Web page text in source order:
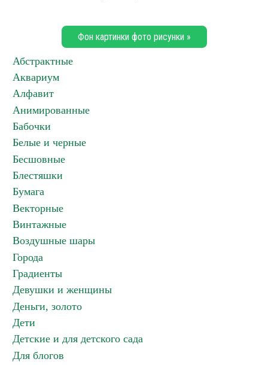
Фон картинки фото рисунки »
Абстрактные
Аквариум
Алфавит
Анимированные
Бабочки
Белые и черные
Бесшовные
Блестяшки
Бумага
Векторные
Винтажные
Воздушные шары
Города
Градиенты
Девушки и женщины
Деньги, золото
Дети
Детские и для детского сада
Для блогов